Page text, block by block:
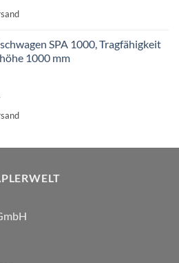
SPA 1000, Tragfähigkeit
1000 mm